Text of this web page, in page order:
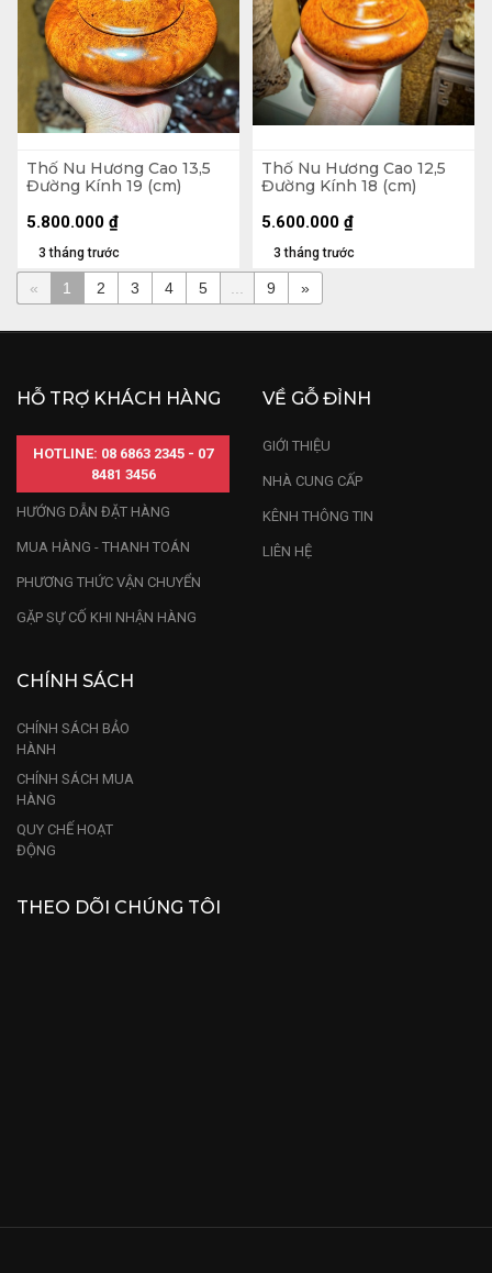
Thố Nu Hương Cao 13,5
Đường Kính 19 (cm)
3 tháng trước
5.800.000 ₫
Thố Nu Hương Cao 12,5
Đường Kính 18 (cm)
3 tháng trước
5.600.000 ₫
« 1 2 3 4 5 ... 9 »
HỖ TRỢ KHÁCH HÀNG
HOTLINE: 08 6863 2345 - 07
8481 3456
HƯỚNG DẪN ĐẶT HÀNG
MUA HÀNG - THANH TOÁN
PHƯƠNG THỨC VẬN CHUYỂN
GẶP SỰ CỐ KHI NHẬN HÀNG
VỀ GỖ ĐỈNH
GIỚI THIỆU
NHÀ CUNG CẤP
KÊNH THÔNG TIN
LIÊN HỆ
CHÍNH SÁCH
CHÍNH SÁCH BẢO
HÀNH
CHÍNH SÁCH MUA
HÀNG
QUY CHẾ HOẠT
ĐỘNG
THEO DÕI CHÚNG TÔI